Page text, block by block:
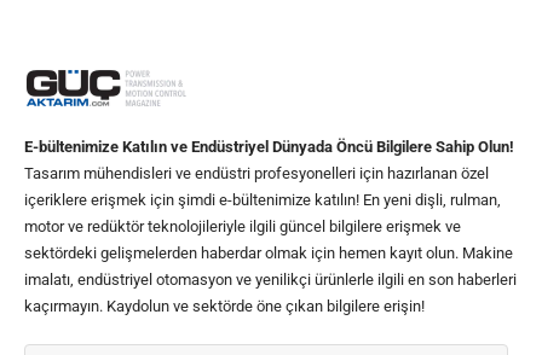
E-bültenimize Katılın ve Endüstriyel Dünyada Öncü Bilgilere Sahip Olun!
Tasarım mühendisleri ve endüstri profesyonelleri için hazırlanan özel
içeriklere erişmek için şimdi e-bültenimize katılın! En yeni dişli, rulman,
motor ve redüktör teknolojileriyle ilgili güncel bilgilere erişmek ve
sektördeki gelişmelerden haberdar olmak için hemen kayıt olun. Makine
imalatı, endüstriyel otomasyon ve yenilikçi ürünlerle ilgili en son haberleri
kaçırmayın. Kaydolun ve sektörde öne çıkan bilgilere erişin!